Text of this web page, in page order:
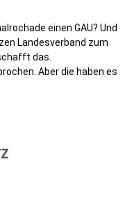
einen GAU? Und
Landesverband zum
das.
Aber die haben es